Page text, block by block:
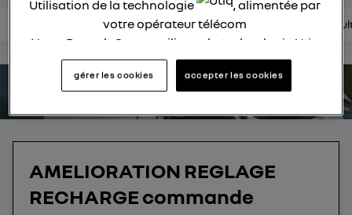
lire les articles consultez la brochure
estimez votre autonomie
AMELIORATION REGLAGE
RECHARGE commande
Utilisation de la technologie
, alimentée par
votre opérateur télécom
Nous, Renault Group, utilisons la technologie Utiq
pour nos activités digitales (telles que décrites
dans cette notice de consentement) et liées à
utilisez une connexion internet fournie parun
La technologie Utiq a été conçue pour la
protection de vos données personnelles en vous
gérer les cookies accepter les cookies